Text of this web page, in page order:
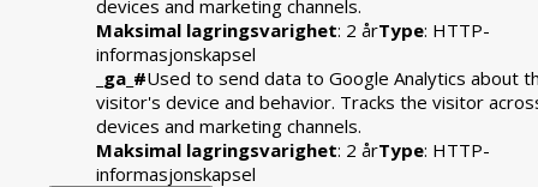
devices and marketing channels.
Maksimal lagringsvarighet: 2 årType: HTTP-
informasjonskapsel
_ga_#Used to send data to Google Analytics about
visitor's device and behavior. Tracks the visitor
devices and marketing channels.
Maksimal lagringsvarighet: 2 årType: HTTP-
informasjonskapsel